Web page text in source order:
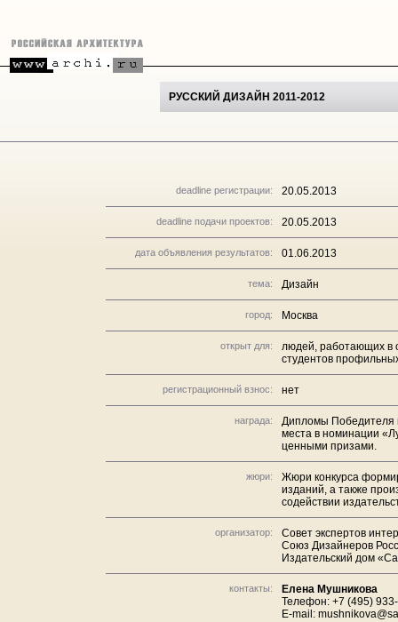
РУССКИЙ ДИЗАЙН 2011-2012
deadline регистрации: 20.05.2013
deadline подачи проектов: 20.05.2013
дата объявления результатов: 01.06.2013
тема: Дизайн
город: Москва
открыт для:
людей, работающих в
студентов
регистрационный взнос: нет
награда:
Дипломы Победителя
места в номинации
ценными призами.
жюри:
Жюри конкурса
изданий, а также
содействии
организатор:
Совет экспертов
Союз Дизайнеров
Издательский дом
контакты:
Елена Мушникова
Телефон: +7 (495)
E-mail: